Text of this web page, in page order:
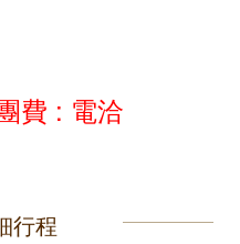
費 : 電洽
行程